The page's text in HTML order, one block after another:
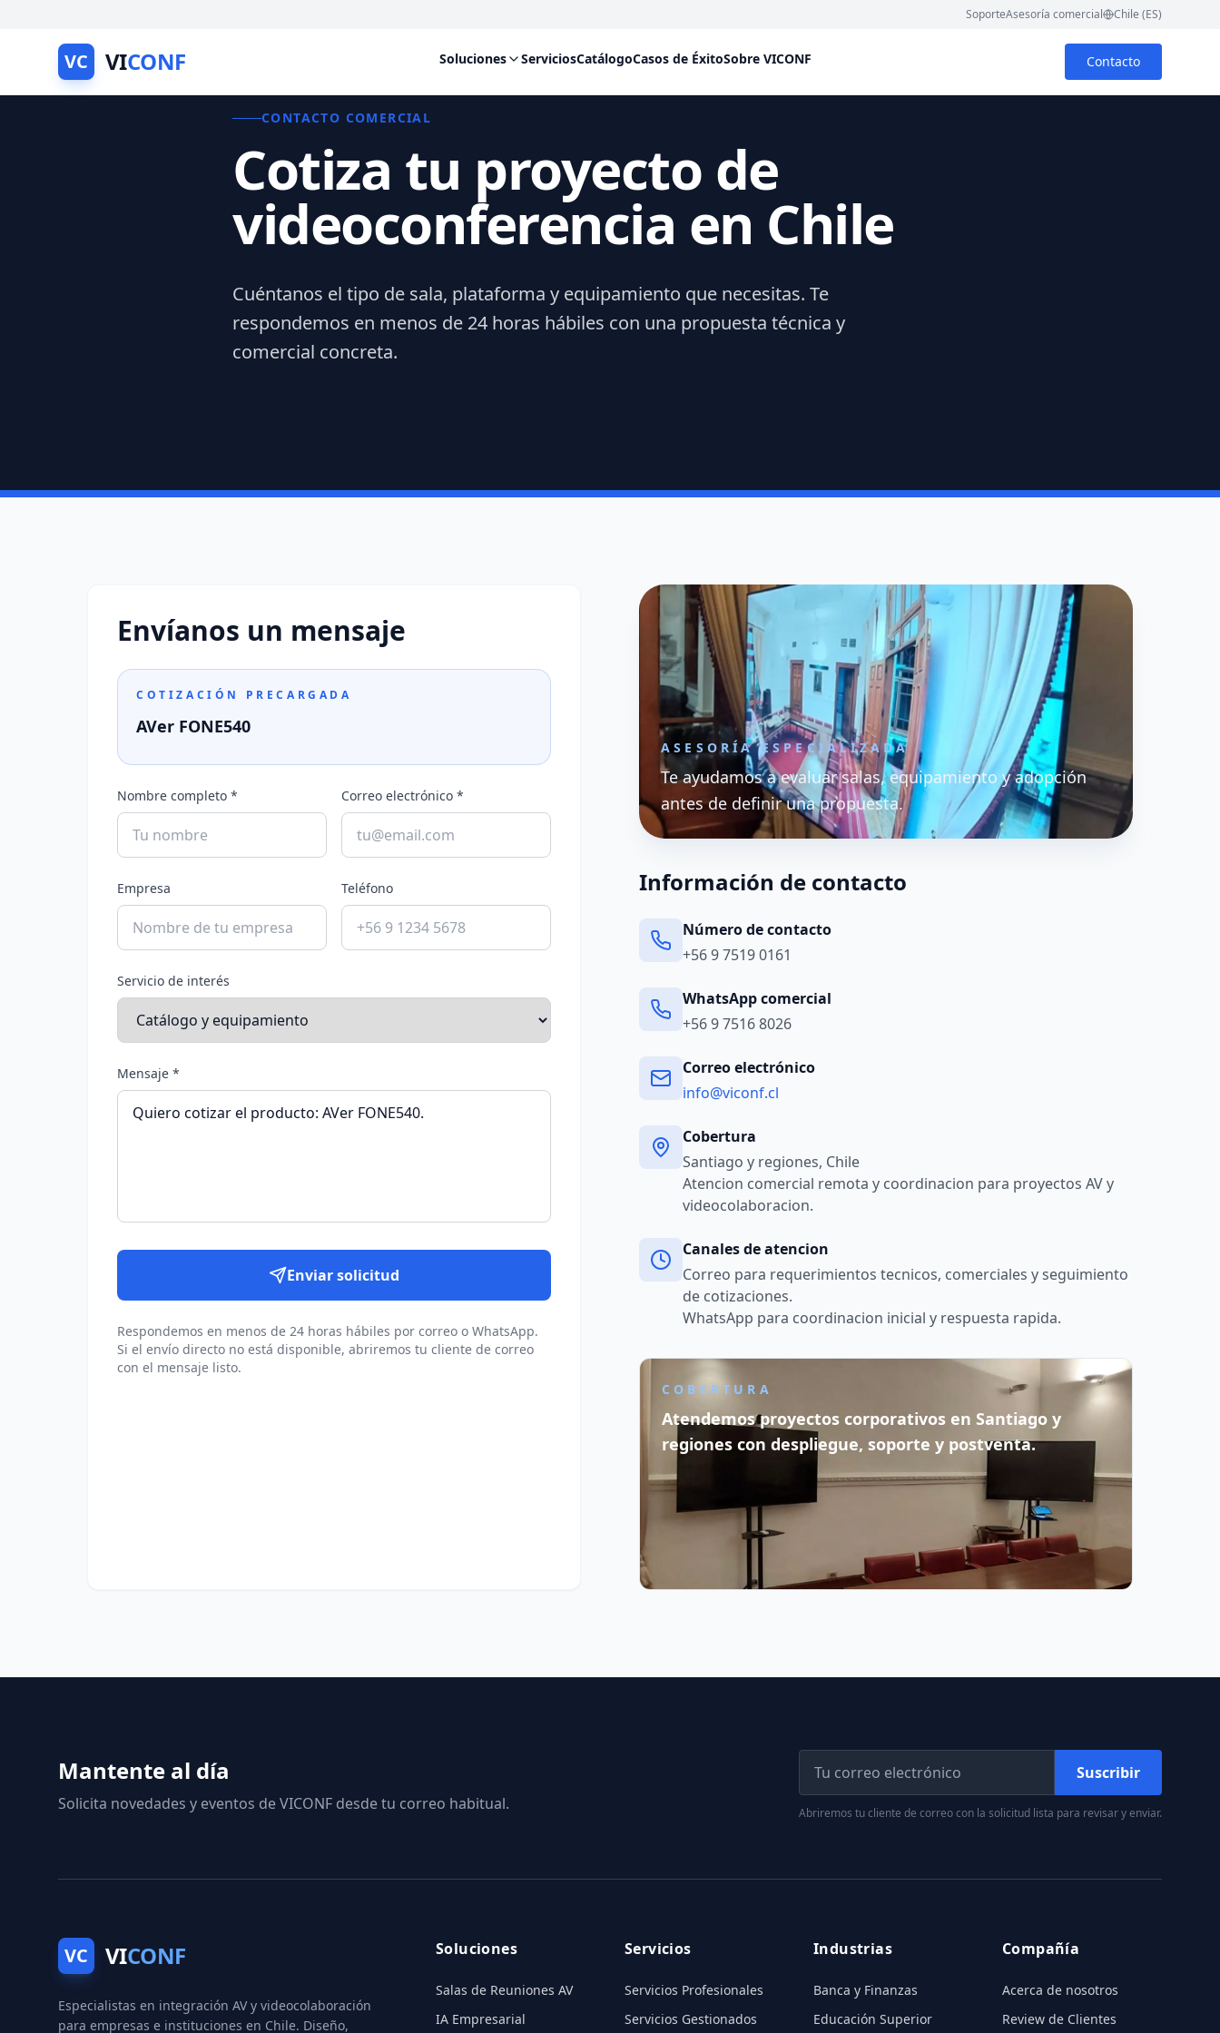
SoporteAsesoría comercial Chile (ES)
VC VICONF Soluciones ServiciosCatálogoCasos de ÉxitoSobre VICONF Contacto
CONTACTO COMERCIAL
Cotiza tu proyecto de
videoconferencia en Chile
Cuéntanos el tipo de sala, plataforma y equipamiento que necesitas. Te
respondemos en menos de 24 horas hábiles con una propuesta técnica y
comercial concreta.
Envíanos un mensaje
COTIZACIÓN PRECARGADA
AVer FONE540
Nombre completo * Correo electrónico *
Empresa Teléfono
Servicio de interés
Mensaje *
Enviar solicitud
Respondemos en menos de 24 horas hábiles por correo o WhatsApp.
Si el envío directo no está disponible, abriremos tu cliente de correo
con el mensaje listo.
ASESORÍA ESPECIALIZADA
Te ayudamos a evaluar salas, equipamiento y adopción
antes de definir una propuesta.
Información de contacto
Número de contacto
+56 9 7519 0161
WhatsApp comercial
+56 9 7516 8026
Correo electrónico
info@viconf.cl
Cobertura
Santiago y regiones, Chile
Atencion comercial remota y coordinacion para proyectos AV y
videocolaboracion.
Canales de atencion
Correo para requerimientos tecnicos, comerciales y seguimiento
de cotizaciones.
WhatsApp para coordinacion inicial y respuesta rapida.
COBERTURA
Atendemos proyectos corporativos en Santiago y
regiones con despliegue, soporte y postventa.
Mantente al día
Solicita novedades y eventos de VICONF desde tu correo habitual.
Suscribir
Abriremos tu cliente de correo con la solicitud lista para revisar y enviar.
VC VICONF
Especialistas en integración AV y videocolaboración
para empresas e instituciones en Chile. Diseño,
Soluciones
Salas de Reuniones AV
IA Empresarial
Servicios
Servicios Profesionales
Servicios Gestionados
Industrias
Banca y Finanzas
Educación Superior
Compañía
Acerca de nosotros
Review de Clientes